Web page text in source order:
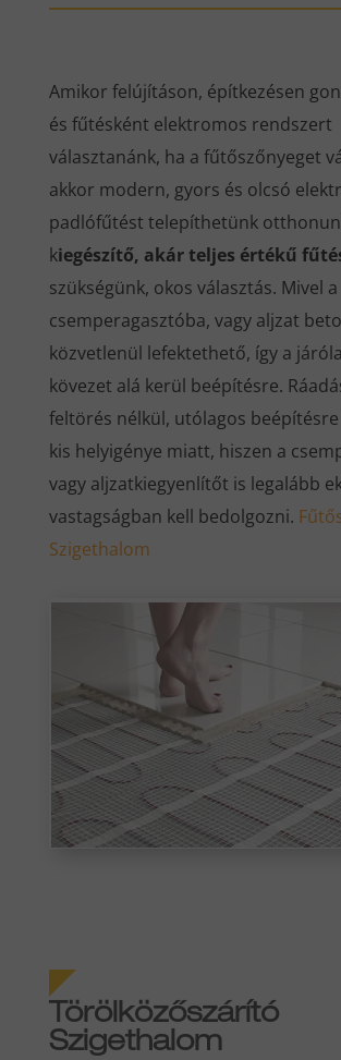
Amikor felújításon, építkezésen
és fűtésként elektromos rendszert
választanánk, ha a fűtőszőnyeget
akkor modern, gyors és olcsó
padlófűtést telepíthetünk
kiegészítő, akár teljes értékű
szükségünk, okos választás. Mivel a
csemperagasztóba, vagy aljzat
közvetlenül lefektethető, így a
kövezet alá kerül beépítésre.
feltörés nélkül, utólagos beépítésre
kis helyigénye miatt, hiszen a
vagy aljzatkiegyenlítőt is legalább
vastagságban kell bedolgozni.
Szigethalom
Törölközőszárító
Szigethalom